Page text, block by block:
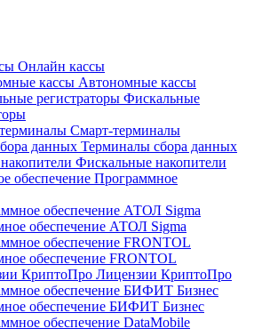
Онлайн кассы
Автономные кассы
Фискальные
Смарт-терминалы
Терминалы сбора данных
Фискальные накопители
Программное
обеспечение АТОЛ Sigma
обеспечение FRONTOL
Лицензии КриптоПро
обеспечение БИФИТ Бизнес